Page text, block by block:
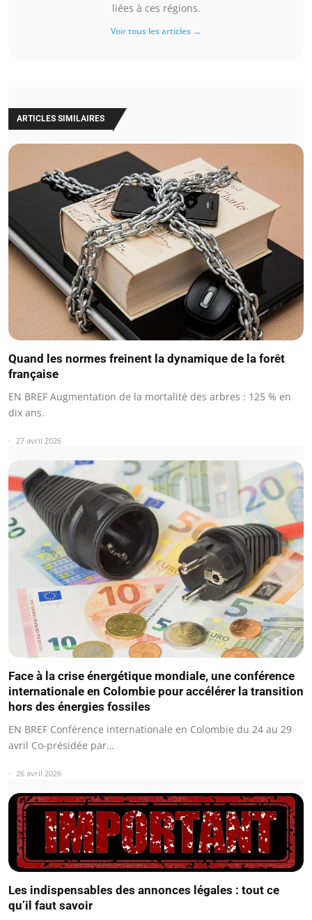
liées à ces régions.
Voir tous les articles →
ARTICLES SIMILAIRES
Quand les normes freinent la dynamique de la forêt
française
EN BREF Augmentation de la mortalité des arbres : 125 % en
dix ans.
27 avril 2026
Face à la crise énergétique mondiale, une conférence
internationale en Colombie pour accélérer la transition
hors des énergies fossiles
EN BREF Conférence internationale en Colombie du 24 au 29
avril Co-présidée par…
26 avril 2026
Les indispensables des annonces légales : tout ce
qu’il faut savoir